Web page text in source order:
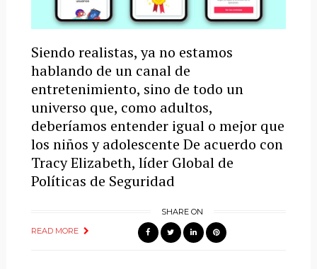
Siendo realistas, ya no estamos
hablando de un canal de
entretenimiento, sino de todo un
universo que, como adultos,
deberíamos entender igual o mejor que
los niños y adolescente De acuerdo con
Tracy Elizabeth, líder Global de
Políticas de Seguridad
READ MORE
SHARE ON